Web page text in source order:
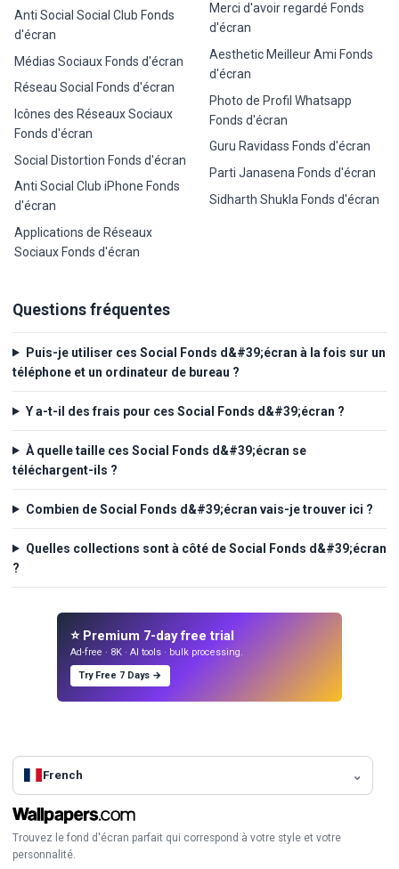
Anti Social Social Club Fonds
d'écran
Médias Sociaux Fonds d'écran
Réseau Social Fonds d'écran
Icônes des Réseaux Sociaux
Fonds d'écran
Social Distortion Fonds d'écran
Anti Social Club iPhone Fonds
d'écran
Applications de Réseaux
Sociaux Fonds d'écran
Merci d'avoir regardé Fonds
d'écran
Aesthetic Meilleur Ami Fonds
d'écran
Photo de Profil Whatsapp
Fonds d'écran
Guru Ravidass Fonds d'écran
Parti Janasena Fonds d'écran
Sidharth Shukla Fonds d'écran
Questions fréquentes
Puis-je utiliser ces Social Fonds d&#39;écran à la fois sur un
téléphone et un ordinateur de bureau ?
Y a-t-il des frais pour ces Social Fonds d&#39;écran ?
À quelle taille ces Social Fonds d&#39;écran se
téléchargent-ils ?
Combien de Social Fonds d&#39;écran vais-je trouver ici ?
Quelles collections sont à côté de Social Fonds d&#39;écran
?
⭐ Premium 7-day free trial
Ad-free · 8K · AI tools · bulk processing.
Try Free 7 Days →
French
Trouvez le fond d'écran parfait qui correspond à votre style et votre
personnalité.